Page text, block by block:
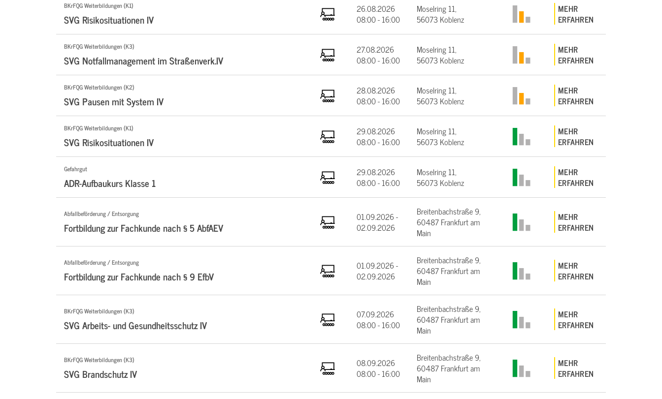
BKrFQG Weiterbildungen (K1)
SVG Risikosituationen IV
26.08.2026
08:00 - 16:00
Moselring 11,
56073 Koblenz
MEHR
ERFAHREN
BKrFQG Weiterbildungen (K3)
SVG Notfallmanagement im Straßenverk.IV
27.08.2026
08:00 - 16:00
Moselring 11,
56073 Koblenz
MEHR
ERFAHREN
BKrFQG Weiterbildungen (K2)
SVG Pausen mit System IV
28.08.2026
08:00 - 16:00
Moselring 11,
56073 Koblenz
MEHR
ERFAHREN
BKrFQG Weiterbildungen (K1)
SVG Risikosituationen IV
29.08.2026
08:00 - 16:00
Moselring 11,
56073 Koblenz
MEHR
ERFAHREN
Gefahrgut
ADR-Aufbaukurs Klasse 1
29.08.2026
08:00 - 16:00
Moselring 11,
56073 Koblenz
MEHR
ERFAHREN
Abfallbeförderung / Entsorgung
Fortbildung zur Fachkunde nach § 5 AbfAEV
01.09.2026 -
02.09.2026
Breitenbachstraße 9,
60487 Frankfurt am
Main
MEHR
ERFAHREN
Abfallbeförderung / Entsorgung
Fortbildung zur Fachkunde nach § 9 EfbV
01.09.2026 -
02.09.2026
Breitenbachstraße 9,
60487 Frankfurt am
Main
MEHR
ERFAHREN
BKrFQG Weiterbildungen (K3)
SVG Arbeits- und Gesundheitsschutz IV
07.09.2026
08:00 - 16:00
Breitenbachstraße 9,
60487 Frankfurt am
Main
MEHR
ERFAHREN
BKrFQG Weiterbildungen (K3)
SVG Brandschutz IV
08.09.2026
08:00 - 16:00
Breitenbachstraße 9,
60487 Frankfurt am
Main
MEHR
ERFAHREN